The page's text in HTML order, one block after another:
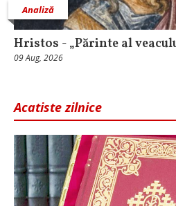
Analiză
Hristos - „Părinte al
09 Aug, 2026
Acatiste zilnice